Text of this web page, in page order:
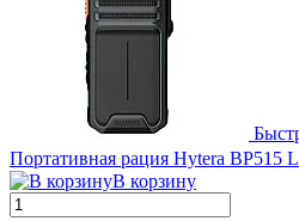
Портативная рация Hytera BP515
В корзину